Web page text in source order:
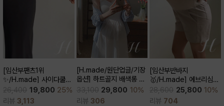
[임산부팬츠1위
✨/H.made] 사이다쿨링
부츠컷 팬츠 (키작/보통/키
큰)
19,800 25%
리뷰 3,113
[H.made/원단업글/기장
옵션] 하트골지 배색롱 원
29,800 10%
리뷰 306
[임산부반바지
🥇/H.made] 에브리심플
25,800 10%
리뷰 704